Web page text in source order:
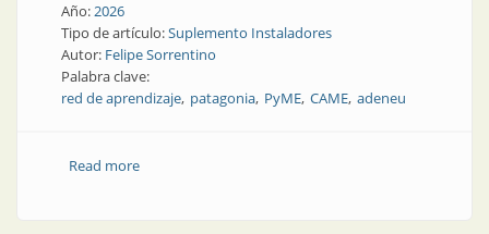
Año:2026
Tipo de artículo:Suplemento Instaladores
Autor: Felipe Sorrentino
Palabra clave:
red de aprendizaje patagonia PyME CAME adeneu
Read moreabout Se consolida la primera red de aprendizaje en